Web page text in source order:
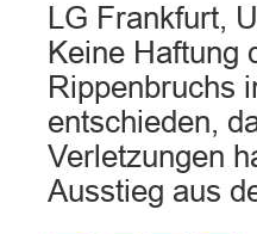
LG Frankfurt,
Keine Haftung
Rippenbruchs
entschieden,
Verletzungen
Ausstieg aus